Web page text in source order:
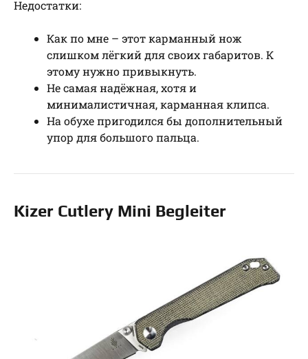
Недостатки:
Как по мне – этот карманный нож
слишком лёгкий для своих габаритов. К
этому нужно привыкнуть.
Не самая надёжная, хотя и
минималистичная, карманная клипса.
На обухе пригодился бы дополнительный
упор для большого пальца.
Kizer Cutlery Mini Begleiter